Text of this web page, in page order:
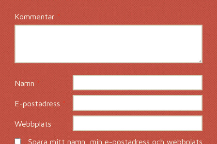
Kommentar*
Namn *
E-postadress*
Webbplats
Spara mitt namn, min e-postadress och webbplats